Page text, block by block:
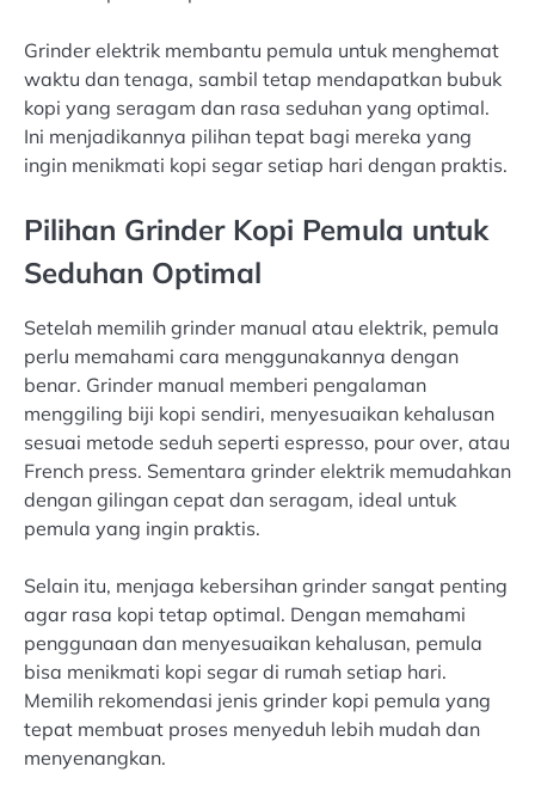
Grinder elektrik membantu pemula untuk menghemat
waktu dan tenaga, sambil tetap mendapatkan bubuk
kopi yang seragam dan rasa seduhan yang optimal.
Ini menjadikannya pilihan tepat bagi mereka yang
ingin menikmati kopi segar setiap hari dengan praktis.
Pilihan Grinder Kopi Pemula untuk
Seduhan Optimal
Setelah memilih grinder manual atau elektrik, pemula
perlu memahami cara menggunakannya dengan
benar. Grinder manual memberi pengalaman
menggiling biji kopi sendiri, menyesuaikan kehalusan
sesuai metode seduh seperti espresso, pour over, atau
French press. Sementara grinder elektrik memudahkan
dengan gilingan cepat dan seragam, ideal untuk
pemula yang ingin praktis.
Selain itu, menjaga kebersihan grinder sangat penting
agar rasa kopi tetap optimal. Dengan memahami
penggunaan dan menyesuaikan kehalusan, pemula
bisa menikmati kopi segar di rumah setiap hari.
Memilih rekomendasi jenis grinder kopi pemula yang
tepat membuat proses menyeduh lebih mudah dan
menyenangkan.